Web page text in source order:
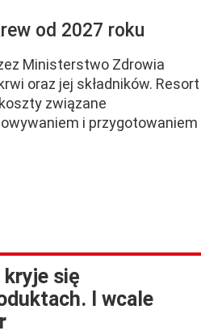
od 2027 roku
Ministerstwo Zdrowia
oraz jej składników. Resort
związane
i przygotowaniem
kryje się
I wcale